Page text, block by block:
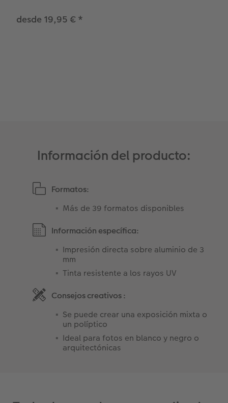
Marcapáginas personalizado
desde 19,95 € *
Información del producto:
Formatos:
Más de 39 formatos disponibles
Información específica:
Impresión directa sobre aluminio de 3
mm
Tinta resistente a los rayos UV
Consejos creativos :
Se puede crear una exposición mixta o
un políptico
Ideal para fotos en blanco y negro o
arquitectónicas